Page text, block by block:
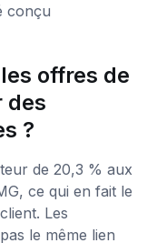
conçu
offres de
des
?
de 20,3 % aux
ce qui en fait le
Les
le même lien